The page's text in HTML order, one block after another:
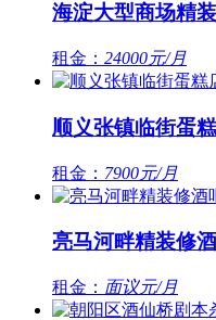
海淀大型商场精
租金： 24000元/月
顺义张镇临街蛋
租金： 7900元/月
亮马河畔精装修
租金： 面议元/月